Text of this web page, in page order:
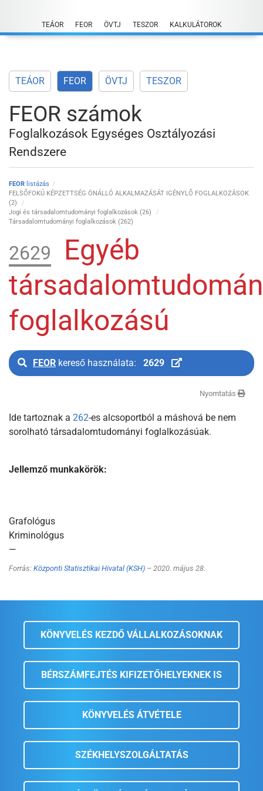
content
TEÁOR FEOR ÖVTJ TESZOR KALKULÁTOROK
TEÁOR FEOR ÖVTJ TESZOR
FEOR számok
Foglalkozások Egységes Osztályozási
Rendszere
FEOR listázás
FELSŐFOKÚ KÉPZETTSÉG ÖNÁLLÓ ALKALMAZÁSÁT IGÉNYLŐ FOGLALKOZÁSOK
(2)
Jogi és társadalomtudományi foglalkozások (26)
Társadalomtudományi foglalkozások (262)
2629
Egyéb
foglalkozású
FEOR kereső használata: 2629
Nyomtatás
Ide tartoznak a 262-es alcsoportból a máshová be nem
sorolható társadalomtudományi foglalkozásúak.
Jellemző munkakörök:
Grafológus
Kriminológus
—
Forrás: Központi Statisztikai Hivatal (KSH) – 2020. május 28.
KÖNYVELÉS KEZDŐ VÁLLALKOZÁSOKNAK
BÉRSZÁMFEJTÉS KIFIZETŐHELYEKNEK IS
KÖNYVELÉS ÁTVÉTELE
SZÉKHELYSZOLGÁLTATÁS